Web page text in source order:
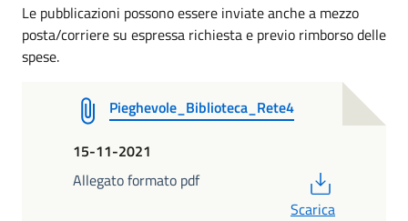
Le pubblicazioni possono essere inviate anche a mezzo
posta/corriere su espressa richiesta e previo rimborso delle
spese.
Pieghevole_Biblioteca_Rete4
15-11-2021
Allegato formato pdf
Scarica